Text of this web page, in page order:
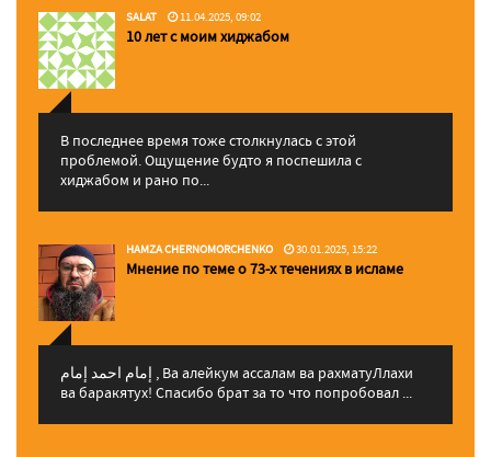
SALAT 11.04.2025, 09:02
10 лет с моим хиджабом
В последнее время тоже столкнулась с этой
проблемой. Ощущение будто я поспешила с
хиджабом и рано по...
HAMZA CHERNOMORCHENKO 30.01.2025, 15:22
Мнение по теме о 73-х течениях в исламе
إمام احمد إمام , Ва алейкум ассалам ва рахматуЛлахи
ва баракятух! Спасибо брат за то что попробовал ...